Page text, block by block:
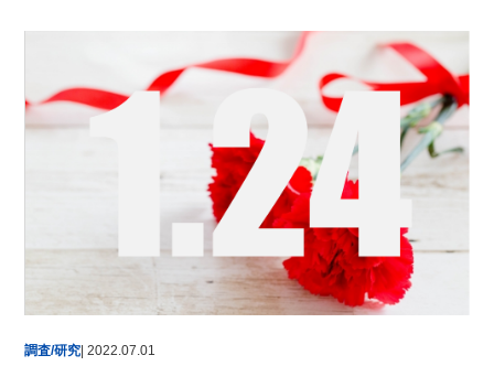
調査/研究| 2022.07.01